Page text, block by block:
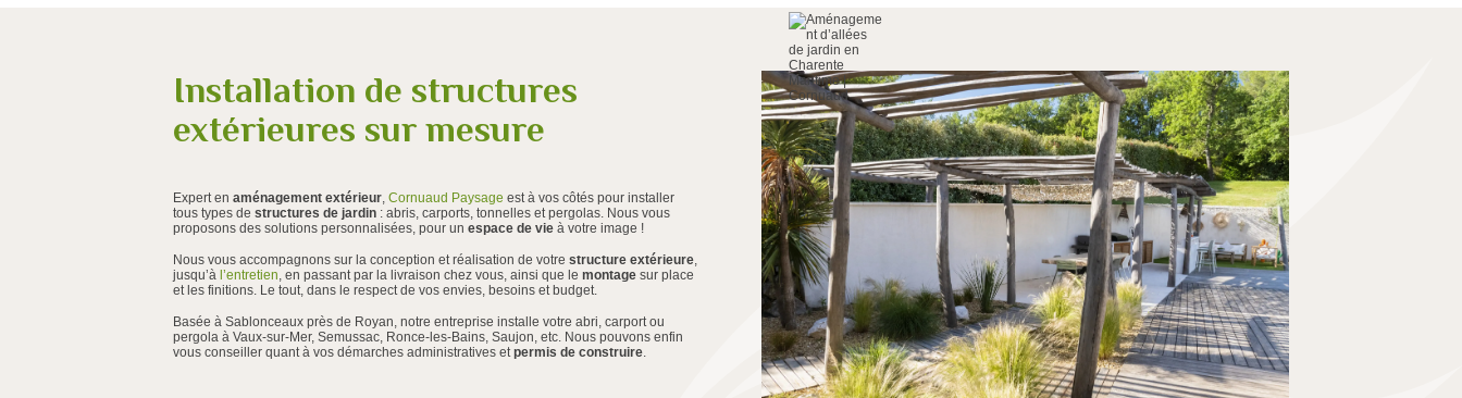
Installation de structures
extérieures sur mesure
Expert en aménagement extérieur, Cornuaud Paysage est à vos côtés pour installer
tous types de structures de jardin : abris, carports, tonnelles et pergolas. Nous vous
proposons des solutions personnalisées, pour un espace de vieà votre image !
Nous vous accompagnons sur la conception et réalisation de votre structure extérieure,
jusqu’à l’entretien, en passant par la livraison chez vous, ainsi que le montagesur place
et les finitions. Le tout, dans le respect de vos envies, besoins et budget.
Basée à Sablonceaux près de Royan, notre entreprise installe votre abri, carport ou
pergola à Vaux-sur-Mer, Semussac, Ronce-les-Bains, Saujon, etc. Nous pouvons enfin
vous conseiller quant à vos démarches administratives etpermis de construire.